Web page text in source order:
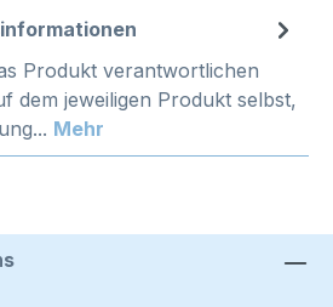
Produkt verantwortlichen
dem jeweiligen Produkt selbst,
Mehr